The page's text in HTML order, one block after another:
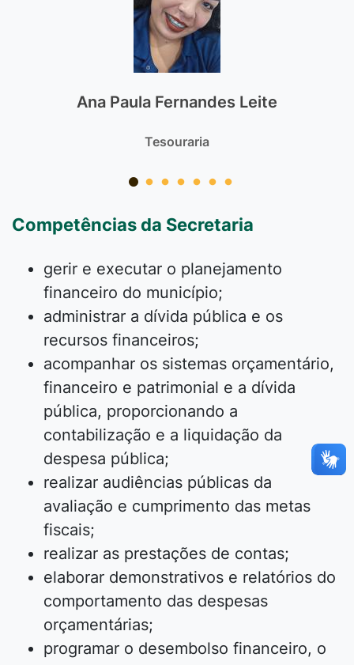
Ana Paula Fernandes Leite
Tesouraria
Competências da Secretaria
gerir e executar o planejamento
financeiro do município;
administrar a dívida pública e os
recursos financeiros;
acompanhar os sistemas orçamentário,
financeiro e patrimonial e a dívida
pública, proporcionando a
contabilização e a liquidação da
despesa pública;
realizar audiências públicas da
avaliação e cumprimento das metas
fiscais;
realizar as prestações de contas;
elaborar demonstrativos e relatórios do
comportamento das despesas
orçamentárias;
programar o desembolso financeiro, o